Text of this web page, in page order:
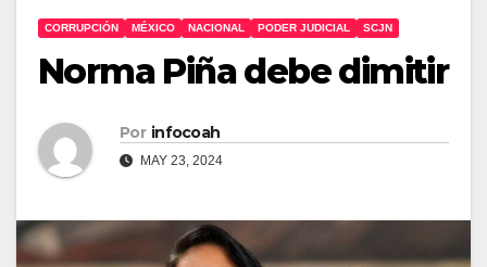
CORRUPCIÓN MÉXICO NACIONAL PODER JUDICIAL SCJN
Norma Piña debe dimitir
Por infocoah
MAY 23, 2024